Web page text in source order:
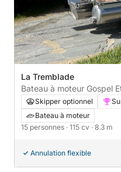
La Tremblade
Bateau à moteur Gospel
Skipper optionnel
Bateau à moteur
15 personnes · 115 cv · 8.3 m
Annulation flexible